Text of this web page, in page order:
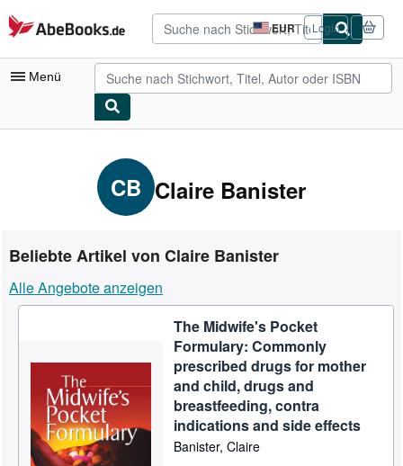
Zum Hauptinhalt
AbeBooks.de EUR
Seite
der
Einkaufseinstellungen.
Login
Menü
Meine Bestellungen
Kunst & Sammlerstücke
Verkäufer werden
SCHLIESSEN
CB Claire Banister
Beliebte Artikel von Claire Banister
Alle Angebote anzeigen
The Midwife's Pocket
Formulary: Commonly
prescribed drugs for mother
and child, drugs and
breastfeeding, contra
indications and side effects
Banister, Claire